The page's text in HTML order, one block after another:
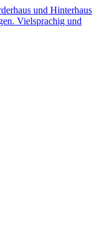
und Hinterhaus
Vielsprachig und